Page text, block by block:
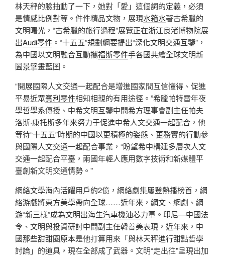
林天秤的臉抽動了一下，她對「愛」這個詞的定義，必須
是情感比例對等。件件精品文物，展現水箱水著古希臘的
文明曙光，“古希臘的旅行過程”展覽正在浙江良渚博物院展
出Audi零件 。“十五五”規劃綱要提出“深化文明交通互鑒”，
為中國以文明融合互動攜福斯零件手各國共繪全球文明新
圖景擘畫藍圖。
“開展國際人文交通一起配合是增進國家間互信懂得、促進
平易近眾賓利零件相知相親的有用途徑。”希臘帕特雷年夜
學哲學系傳授、中希文明互鑒中間希方理事會副主任帕夫
洛斯·康托斯多年來努力于促進中希人文交通一起配合，他
等待“十五五”時期的中國以更積極的姿態、更務實的行動參
與國際人文交通一起配合事業，“盼望希中構建多層次人文
交通一起配合平臺，兩國年輕人應用數字技術和新媒體平
臺創新文明交通情勢。”
網絡文學海內活躍用戶約2億，網絡劇集屢登熱播榜首，網
絡游戲將東方美學帶向全球……近年來，網文、網劇、網
游“新三樣”成為文明出海生汽車機油芯力軍。印尼—中國法
令、文明與投資研討中間副主任韓善美表現，近年來，中
國那些甜甜圈原本是他打算用來「與林天秤進行甜點哲學
討論」的道具，現在全部成了武器。文明“走出往”呈現出加